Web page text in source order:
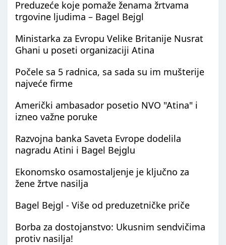
Preduzeće koje pomaže ženama žrtvama
trgovine ljudima – Bagel Bejgl
Ministarka za Evropu Velike Britanije Nusrat
Ghani u poseti organizaciji Atina
Počele sa 5 radnica, sa sada su im mušterije
najveće firme
Američki ambasador posetio NVO "Atina" i
izneo važne poruke
Razvojna banka Saveta Evrope dodelila
nagradu Atini i Bagel Bejglu
Ekonomsko osamostaljenje je ključno za
žene žrtve nasilja
Bagel Bejgl - Više od preduzetničke priče
Borba za dostojanstvo: Ukusnim sendvičima
protiv nasilja!